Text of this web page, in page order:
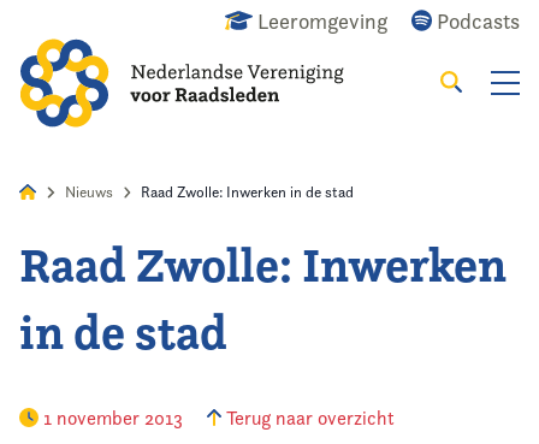
Leeromgeving Podcasts
Zoeken
Home
Agenda
Nieuws Raad Zwolle: Inwerken in de stad
Raad Zwolle: Inwerken
in de stad
1 november 2013 Terug naar overzicht